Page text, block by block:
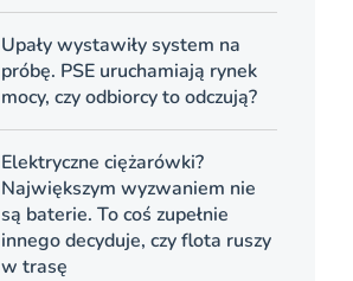
Upały wystawiły system na
próbę. PSE uruchamiają rynek
mocy, czy odbiorcy to odczują?
Elektryczne ciężarówki?
Największym wyzwaniem nie
są baterie. To coś zupełnie
innego decyduje, czy flota ruszy
w trasę